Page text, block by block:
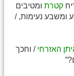
קטרת ומטיבים
ומשבע נעימות, /
האזרחי / וחכך